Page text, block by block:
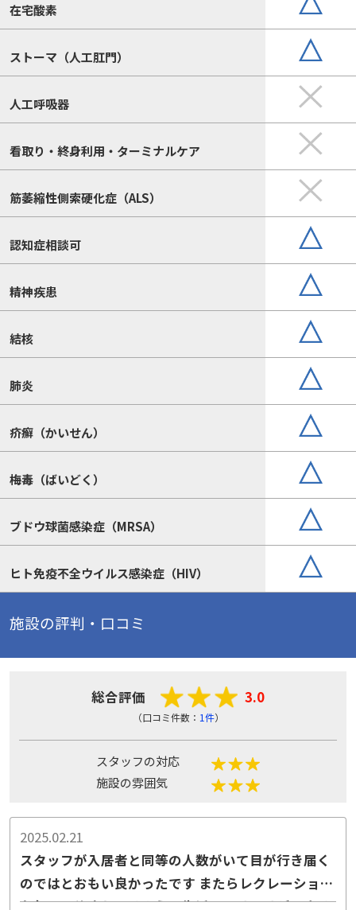
在宅酸素
ストーマ（人工肛門）
人工呼吸器
看取り・終身利用・ターミナルケア
筋萎縮性側索硬化症（ALS）
認知症相談可
精神疾患
結核
肺炎
疥癬（かいせん）
梅毒（ばいどく）
ブドウ球菌感染症（MRSA）
ヒト免疫不全ウイルス感染症（HIV）
施設の評判・口コミ
総合評価 3.0
（口コミ件数： 1件）
スタッフの対応
施設の雰囲気
2025.02.21
スタッフが入居者と同等の人数がいて目が行き届く
のではとおもい良かったです またらレクレーション
も毎日開催されてるようで生活にメリハリができる